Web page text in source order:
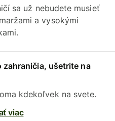
sa už nebudete musieť
a vysokými
zahraničia, ušetrite na
kdekoľvek na svete.
viac